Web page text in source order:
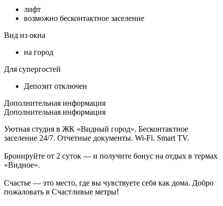
лифт
возможно бесконтактное заселение
Вид из окна
на город
Для супергостей
Депозит отключен
Дополнительная информация
Дополнительная информация
Уютная студия в ЖК «Видный город». Бесконтактное
заселение 24/7. Отчетные документы. Wi-Fi. Smart TV.
Бронируйте от 2 суток — и получите бонус на отдых в термах
«Видное».
Счастье — это место, где вы чувствуете себя как дома. Добро
пожаловать в Счастливые метры!